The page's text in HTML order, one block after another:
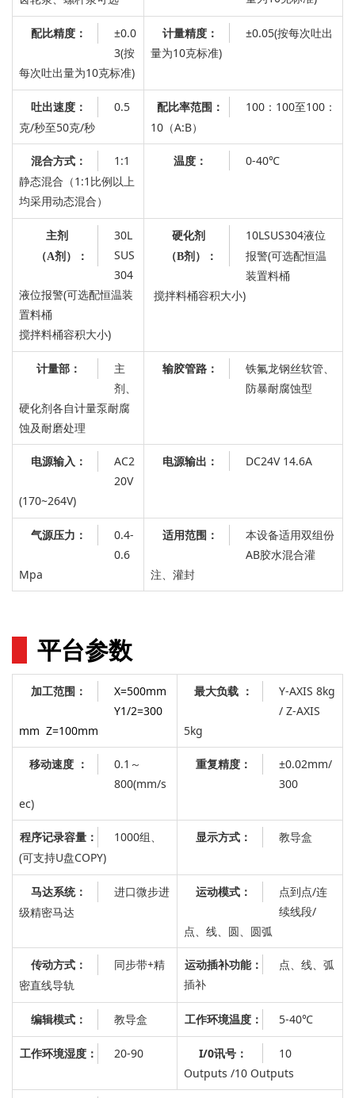
配比精度：
±0.0
3(按
每次吐出量为10克标准)
计量精度：
±0.05(按每次吐出
量为10克标准)
吐出速度：
0.5
克/秒至50克/秒
配比率范围： 100：100至100 ：
10（A:B）
混合方式：
1:1
静态混合（1:1比例以上
均采用动态混合）
温度： 0-40℃
主剂
（A剂）：
30L
SUS
304
液位报警(可选配恒温装
置料桶
搅拌料桶容积大小)
硬化剂
（B剂）：
10LSUS304液位
报警(可选配恒温
装置料桶
搅拌料桶容积大小)
计量部：
主
剂、
硬化剂各自计量泵耐腐
蚀及耐磨处理
输胶管路：
铁氟龙钢丝软管、
防暴耐腐蚀型
电源输入：
AC2
20V
(170~264V)
电源输出： DC24V 14.6A
气源压力：
0.4-
0.6
Mpa
适用范围 ：
本设备适用双组份
AB胶水混合灌
注、灌封
平台参数
加工范围：
X=500mm
Y1/2=300
mm Z=100mm
最大负载 ：
Y-AXIS 8kg
/ Z-AXIS
5kg
移动速度 ：
0.1～
800(mm/s
ec)
重复精度：
±0.02mm/
300
程序记录容量：
1000组、
(可支持U盘COPY)
显示方式： 教导盒
马达系统：
进口微步进
级精密马达
运动模式：
点到点/连
续线段/
点、线、圆、圆弧
传动方式：
同步带+精
密直线导轨
运动插补功能：
点、线、弧
插补
编辑模式： 教导盒 工作环境温度： 5-40℃
工作环境湿度： 20-90 I/0讯号：
10
Outputs /10 Outputs